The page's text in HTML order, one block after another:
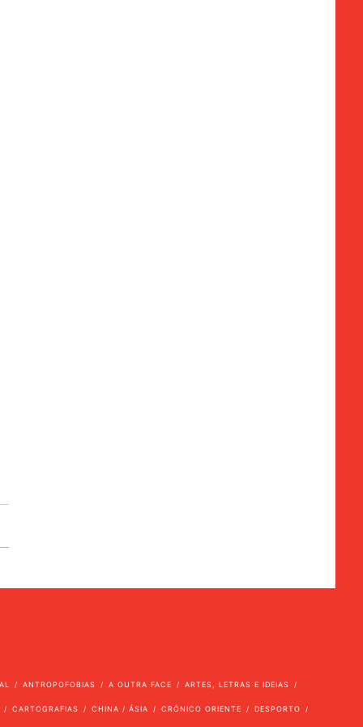
ANTROPOFOBIAS A OUTRA FACE ARTES, LETRAS E IDEIAS
CARTOGRAFIAS CHINA / ÁSIA CRÓNICO ORIENTE DESPORTO